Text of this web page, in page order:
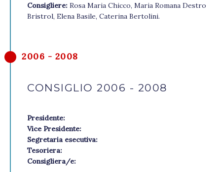
Consigliere: Rosa Maria Chicco, Maria Romana Destro
Bristrol, Elena Basile, Caterina Bertolini.
2006 - 2008
CONSIGLIO 2006 - 2008
Presidente:
Vice Presidente:
Segretaria esecutiva:
Tesoriera:
Consigliera/e: